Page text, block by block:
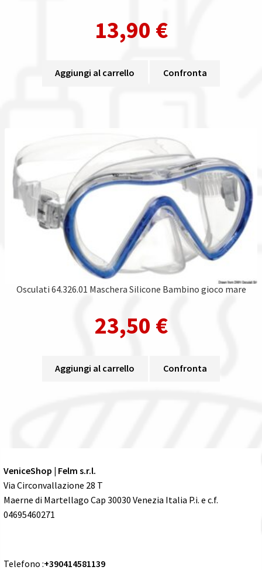
13,90 €
Aggiungi al carrello Confronta
Osculati 64.326.01 Maschera Silicone Bambino gioco mare
23,50 €
Aggiungi al carrello Confronta
VeniceShop | Felm s.r.l.
Via Circonvallazione 28 T
Maerne di Martellago Cap 30030 Venezia Italia P.i. e c.f.
04695460271
Telefono :+390414581139